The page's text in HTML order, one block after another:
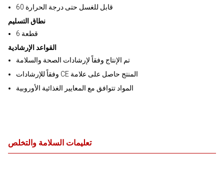
60 قابل للغسل حتى درجة الحرارة
نطاق التسليم
قطعة 6
القواعد الإرشادية
تم الإنتاج وفقاً لإرشادات الصحة والسلامة
وفقاً للإرشادات CE المنتج حاصل على علامة
المواد تتوافق مع المعايير الغذائية الأوروبية
تعليمات السلامة والتخلص